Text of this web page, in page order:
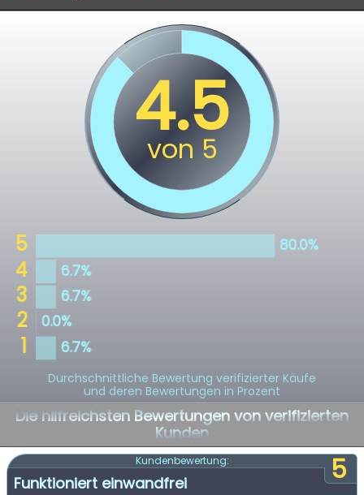
Durchschnittliche Bewertung verifizierter Käufe
und deren Bewertungen in Prozent
Die hilfreichsten Bewertungen von verifizierten
Kunden
5
Kundenbewertung:
Funktioniert einwandfrei